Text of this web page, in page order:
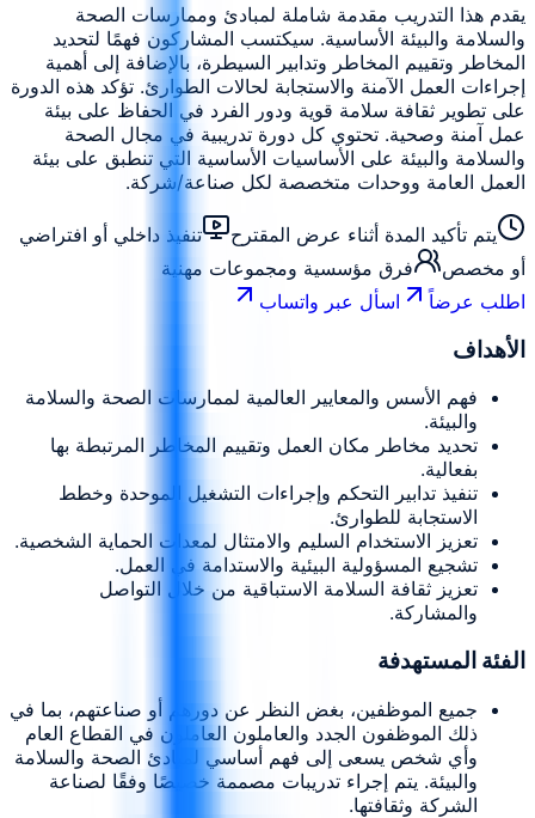
يقدم هذا التدريب مقدمة شاملة لمبادئ وممارسات الصحة
والسلامة والبيئة الأساسية. سيكتسب المشاركون فهمًا لتحديد
المخاطر وتقييم المخاطر وتدابير السيطرة، بالإضافة إلى أهمية
إجراءات العمل الآمنة والاستجابة لحالات الطوارئ. تؤكد هذه الدورة
على تطوير ثقافة سلامة قوية ودور الفرد في الحفاظ على بيئة
عمل آمنة وصحية. تحتوي كل دورة تدريبية في مجال الصحة
والسلامة والبيئة على الأساسيات الأساسية التي تنطبق على بيئة
العمل العامة ووحدات متخصصة لكل صناعة/شركة.
يتم تأكيد المدة أثناء عرض المقترح
تنفيذ داخلي أو افتراضي
أو مخصص
فرق مؤسسية ومجموعات مهنية
اطلب عرضاً
اسأل عبر واتساب
الأهداف
فهم الأسس والمعايير العالمية لممارسات الصحة والسلامة
والبيئة.
تحديد مخاطر مكان العمل وتقييم المخاطر المرتبطة بها
بفعالية.
تنفيذ تدابير التحكم وإجراءات التشغيل الموحدة وخطط
الاستجابة للطوارئ.
تعزيز الاستخدام السليم والامتثال لمعدات الحماية الشخصية.
تشجيع المسؤولية البيئية والاستدامة في العمل.
تعزيز ثقافة السلامة الاستباقية من خلال التواصل
والمشاركة.
الفئة المستهدفة
جميع الموظفين، بغض النظر عن دورهم أو صناعتهم، بما في
ذلك الموظفون الجدد والعاملون العاملون في القطاع العام
وأي شخص يسعى إلى فهم أساسي لمبادئ الصحة والسلامة
والبيئة. يتم إجراء تدريبات مصممة خصيصًا وفقًا لصناعة
الشركة وثقافتها.